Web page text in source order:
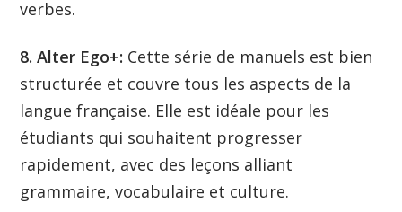
verbes.
8. Alter Ego+: Cette série de manuels est bien
structurée et couvre tous les aspects de la
langue française. Elle est idéale pour les
étudiants qui souhaitent progresser
rapidement, avec des leçons alliant
grammaire, vocabulaire et culture.